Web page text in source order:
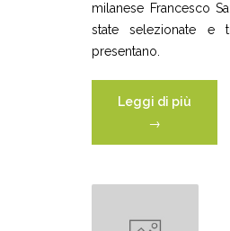
milanese Francesco
state selezionate e
presentano.
Leggi di più
–
→